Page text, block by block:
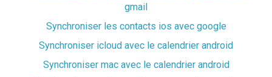
gmail
Synchroniser les contacts ios avec google
Synchroniser icloud avec le calendrier android
Synchroniser mac avec le calendrier android